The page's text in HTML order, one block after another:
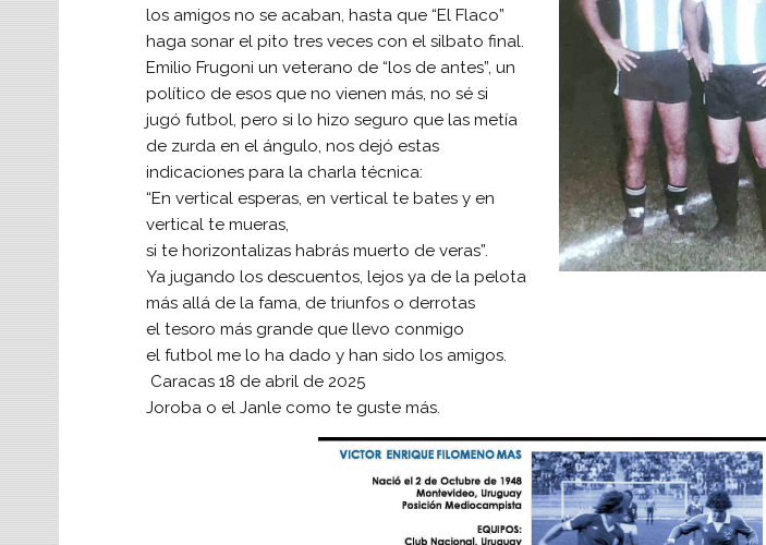
los amigos no se acaban, hasta que “El Flaco”
haga sonar el pito tres veces con el silbato final.
Emilio Frugoni un veterano de “los de antes”, un
político de esos que no vienen más, no sé si
jugó futbol, pero si lo hizo seguro que las metía
de zurda en el ángulo, nos dejó estas
indicaciones para la charla técnica:
“En vertical esperas, en vertical te bates y en
vertical te mueras,
si te horizontalizas habrás muerto de veras”.
Ya jugando los descuentos, lejos ya de la pelota
más allá de la fama, de triunfos o derrotas
el tesoro más grande que llevo conmigo
el futbol me lo ha dado y han sido los amigos.
Caracas 18 de abril de 2025
Joroba o el Janle como te guste más.